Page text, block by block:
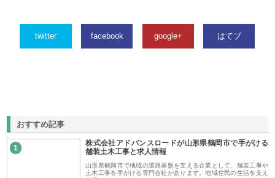
twitter facebook google+ はてブ
おすすめ記事
1
株式会社アドバンスロードが山形県鶴岡市で手がける
舗装土木工事と求人情報
山形県鶴岡市で地域の道路基盤を支える企業として、舗装工事や
土木工事を手がける専門会社があります。地域住民の生活を支え